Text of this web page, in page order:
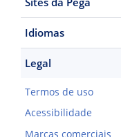
Idiomas
Legal
Termos de uso
Acessibilidade
Marcas comerciais